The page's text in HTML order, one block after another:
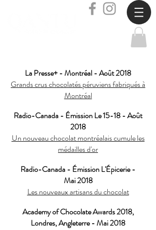
La Presse+ - Montréal - Août 2018
Grands crus chocolatés péruviens fabriqués à
Montréal
Radio-Canada - Émission Le 15-18 - Août
2018
Un nouveau chocolat montréalais cumule les
médailles d'or
Radio-Canada - Émission L'Épicerie -
Mai 2018
Les nouveaux artisans du chocolat
Academy of Chocolate Awards 2018,
Londres, Angleterre - Mai 2018